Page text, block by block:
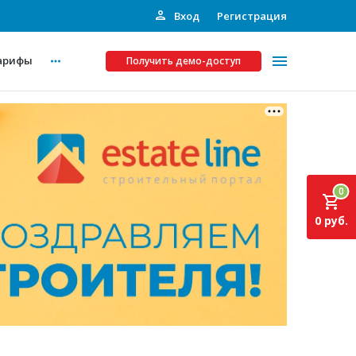
Вход Регистрация
Получить демо-доступ
Платные услуги
Рекламодателям
Инвестпроекты
Подписка на Базу
0
0 руб.